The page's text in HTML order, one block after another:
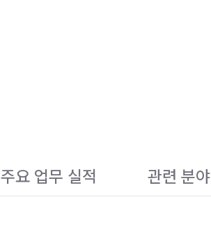
주요 업무 실적 관련 분야